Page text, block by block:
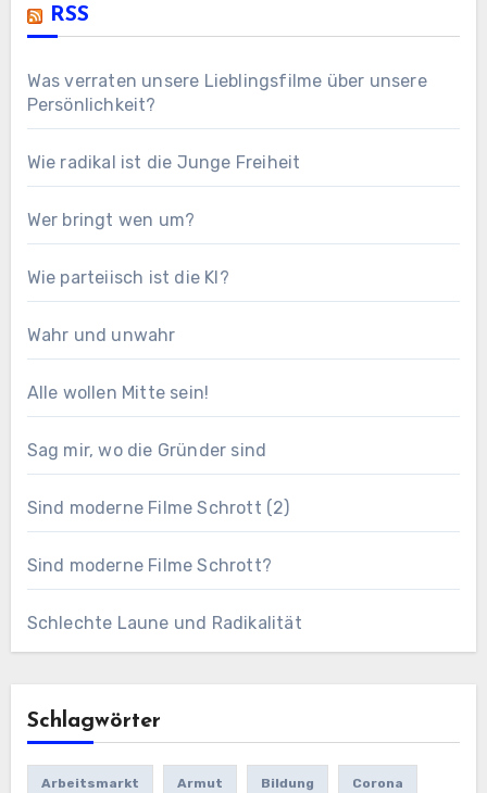
RSS
Was verraten unsere Lieblingsfilme über unsere
Persönlichkeit?
Wie radikal ist die Junge Freiheit
Wer bringt wen um?
Wie parteiisch ist die KI?
Wahr und unwahr
Alle wollen Mitte sein!
Sag mir, wo die Gründer sind
Sind moderne Filme Schrott (2)
Sind moderne Filme Schrott?
Schlechte Laune und Radikalität
Schlagwörter
Arbeitsmarkt Armut Bildung Corona